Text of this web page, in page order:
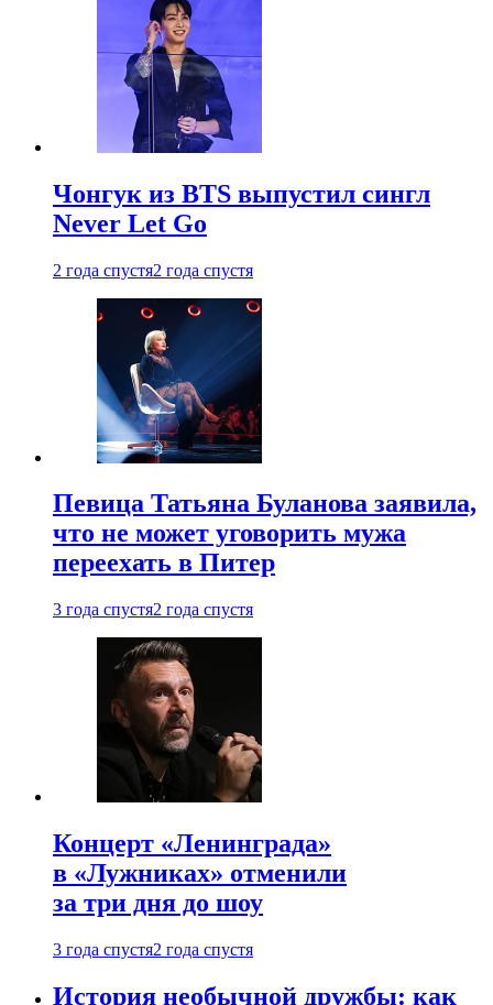
Чонгук из BTS выпустил сингл
Never Let Go
2 года спустя2 года спустя
Певица Татьяна Буланова заявила,
что не может уговорить мужа
переехать в Питер
3 года спустя2 года спустя
Концерт «Ленинграда»
в «Лужниках» отменили
за три дня до шоу
3 года спустя2 года спустя
История необычной дружбы: как